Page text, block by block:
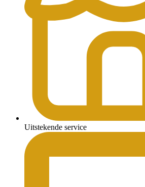
Uitstekende service